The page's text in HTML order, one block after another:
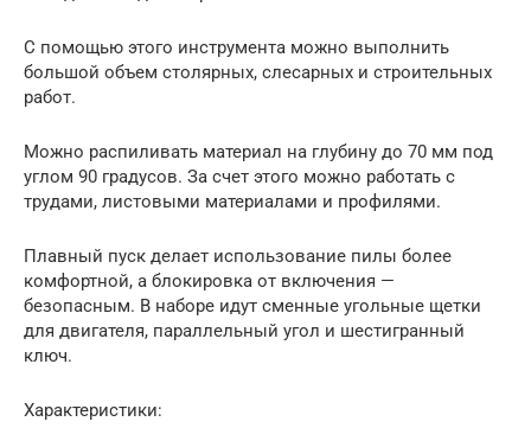
С помощью этого инструмента можно выполнить
большой объем столярных, слесарных и строительных
работ.
Можно распиливать материал на глубину до 70 мм под
углом 90 градусов. За счет этого можно работать с
трудами, листовыми материалами и профилями.
Плавный пуск делает использование пилы более
комфортной, а блокировка от включения —
безопасным. В наборе идут сменные угольные щетки
для двигателя, параллельный угол и шестигранный
ключ.
Характеристики: